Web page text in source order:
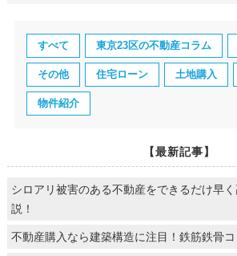
すべて 東京23区の不動産コラム
その他 住宅ローン 土地購入
物件紹介
【最新記事】
シロアリ被害のある不動産をできるだけ早
説！
不動産購入なら建築構造に注目！鉄筋鉄骨